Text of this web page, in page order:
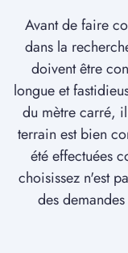
Avant de faire
dans la
doivent être
longue et
du mètre carré,
terrain est bien
été effectuées
choisissez n'est
des